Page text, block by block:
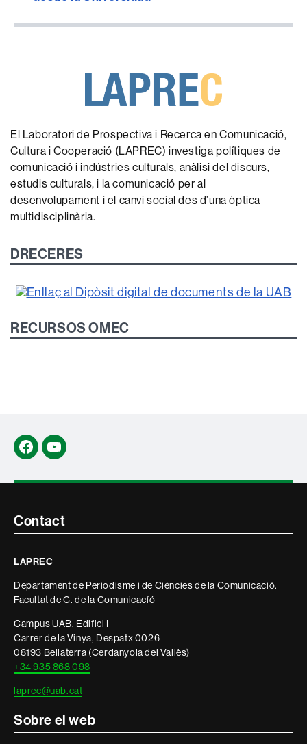
El Laboratori de Prospectiva i Recerca en Comunicació,
Cultura i Cooperació (LAPREC) investiga polítiques de
comunicació i indústries culturals, anàlisi del discurs,
estudis culturals, i la comunicació per al
desenvolupament i el canvi social des d’una òptica
multidisciplinària.
DRECERES
RECURSOS OMEC
FacebookYouTube
Contacte
informació
legal
Contact
LAPREC
Departament de Periodisme i de Ciències de la Comunicació.
Facultat de C. de la Comunicacíó
Campus UAB, Edifici I
Carrer de la Vinya, Despatx 0026
08193 Bellaterra (Cerdanyola del Vallès)
+34 935 868 098
laprec@uab.cat
Sobre el web